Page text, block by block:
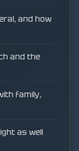
and how
and the
family,
as well